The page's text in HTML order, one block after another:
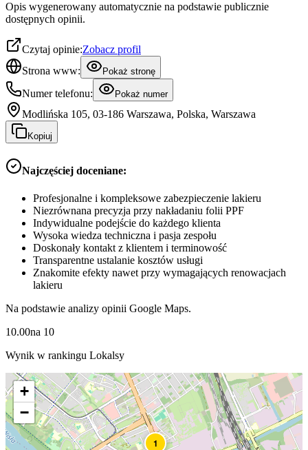
Opis wygenerowany automatycznie na podstawie publicznie
dostępnych opinii.
Czytaj opinie:Zobacz profil
Strona www:
Pokaż stronę
Numer telefonu: Pokaż numer
Modlińska 105, 03-186 Warszawa, Polska, Warszawa
Kopiuj
Najczęściej doceniane:
Profesjonalne i kompleksowe zabezpieczenie lakieru
Niezrównana precyzja przy nakładaniu folii PPF
Indywidualne podejście do każdego klienta
Wysoka wiedza techniczna i pasja zespołu
Doskonały kontakt z klientem i terminowość
Transparentne ustalanie kosztów usługi
Znakomite efekty nawet przy wymagających renowacjach
lakieru
Na podstawie analizy opinii Google Maps.
10.00na 10
Wynik w rankingu Lokalsy
1
+
−